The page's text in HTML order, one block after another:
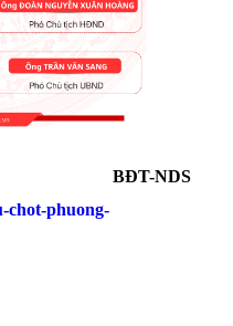
BĐT-NDS
chot-phuong-